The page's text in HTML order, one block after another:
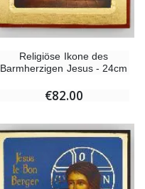
Religiöse Ikone des
Barmherzigen Jesus - 24cm
€82.00